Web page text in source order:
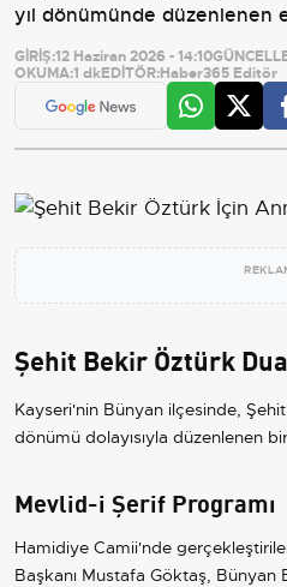
yıl dönümünde düzenlenen
GİRİŞ:12 Haziran 2026 - 14:10
OKUMA:1 dkEDİTÖR:Haber365 Editör
Şehit Bekir Öztürk
Kayseri'nin Bünyan ilçesinde,
dönümü dolayısıyla düzenlenen
Mevlid-i Şerif Programı
Hamidiye Camii'nde
Başkanı Mustafa Göktaş, Bünyan